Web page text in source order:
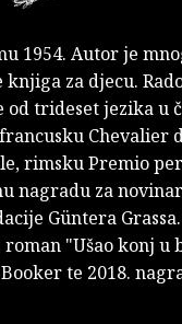
1954. Autor je
za djecu.
trideset jezika u
Chevalier
rimsku Premio per
nagradu za
Güntera
"Ušao konj u
te 2018.